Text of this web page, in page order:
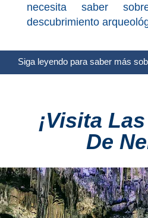
QUÉ
➜
Deportes
Acuáticos
Barranquismo
Lanchas
necesita saber
descubrimiento
Siga leyendo para saber más
¡Visita
De